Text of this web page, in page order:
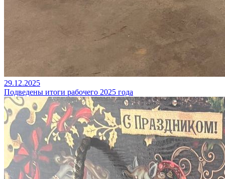
29.12.2025
Подведены итоги рабочего 2025 года